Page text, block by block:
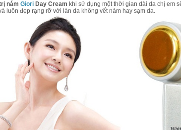
nám Giori Day Cream khi sử dụng một thời gian dài da chị em
luôn đẹp rạng rỡ với làn da không vết nám hay sạm da.
Plus Chính Hãng
VND
VND
Mua hàng
Kem Kayoko Trị Mụn Thâm Sẹo Trắng
290,000 VND